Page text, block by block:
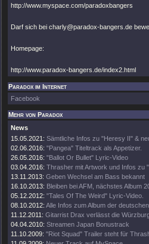
http://www.myspace.com/paradoxbangers
Darf sich bei charly@paradox-bangers.de
Homepage:
http://www.paradox-bangers.de/index2.html
Paradox im Internet
Facebook
Mehr von Paradox
News
15.05.2021: Sämtliche Infos zu "Heresy II" &
02.06.2016: "Pangea" Titeltrack als Appetizer.
26.05.2016: "Ballot Or Bullet" Lyric-Video
03.04.2016: Thrasher mit Artwork und Infos zu
13.11.2013: Geben Wechsel am Bass bekannt
16.10.2013: Bleiben bei AFM, nächstes Album
05.12.2012: "Tales Of The Weird" Lyric-Video.
08.10.2012: Alle Infos zum Album der
11.12.2011: Gitarrist Drax verlässt die
04.04.2010: Streamen Japan Bonustrack
11.10.2009: "Riot Squad" Trailer steht für